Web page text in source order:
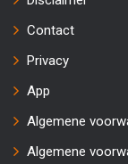
Contact
Privacy
App
Algemene
Algemene